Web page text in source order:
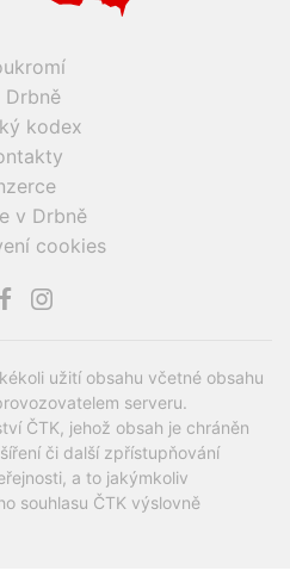
Drbně
kodex
v Drbně
cookies
užití obsahu včetné obsahu
serveru.
ČTK, jehož obsah je chráněn
či další zpřístupňování
a to jakýmkoliv
souhlasu ČTK výslovně